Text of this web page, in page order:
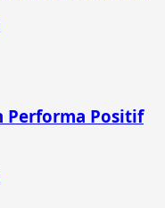
Performa Positif